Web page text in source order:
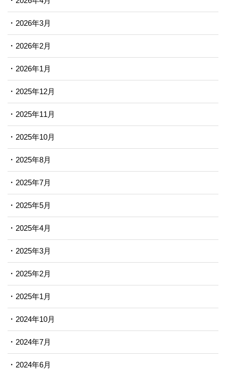
2026年3月
2026年2月
2026年1月
2025年12月
2025年11月
2025年10月
2025年8月
2025年7月
2025年5月
2025年4月
2025年3月
2025年2月
2025年1月
2024年10月
2024年7月
2024年6月